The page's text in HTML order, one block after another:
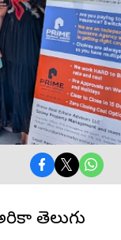
తెలుగు